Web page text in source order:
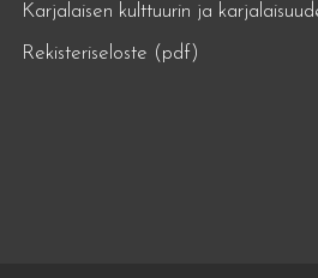
Karjalaisen kulttuurin ja
Rekisteriseloste (pdf)